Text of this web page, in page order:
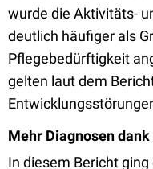
wurde die Aktivitäts-
deutlich häufiger als
Pflegebedürftigkeit
gelten laut dem
Mehr Diagnosen
In diesem Bericht